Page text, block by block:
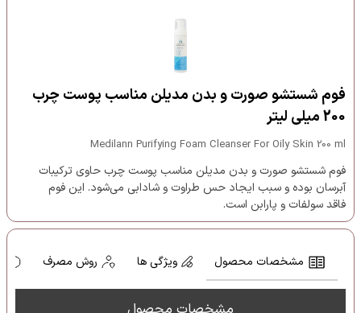
فوم شستشو صورت و بدن مدیلن مناسب پوست چرب
200 میلی لیتر
Medilann Purifying Foam Cleanser For Oily Skin 200 ml
فوم شستشو صورت و بدن مدیلن مناسب پوست چرب حاوی ترکیبات
آبرسان بوده و سبب ایجاد حس طراوت و شادابی می‌شود. این فوم
فاقد سولفات و پارابن است.
مشخصات محصول ویژگی ها روش مصرف